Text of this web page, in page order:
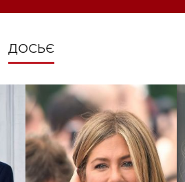
ДОСЬЄ